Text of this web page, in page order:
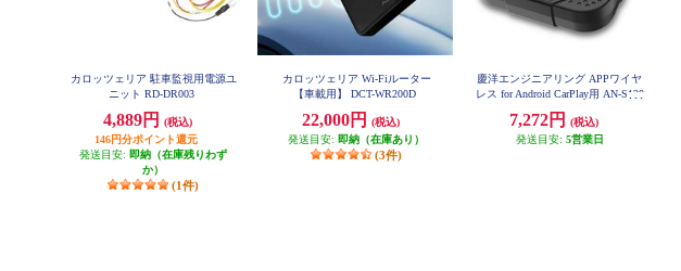
カロッツェリア 駐車監視用電源ユ
ニット RD-DR003
4,889円
(税込)
146円分ポイント還元
発送目安: 即納（在庫残りわず
か）
(1件)
カロッツェリア Wi-Fiルーター
【車載用】 DCT-WR200D
22,000円
(税込)
発送目安: 即納（在庫あり）
(3件)
慶洋エンジニアリング APPワイヤ
レス for Android CarPlay用 AN-S128
7,272円
(税込)
発送目安: 5営業日